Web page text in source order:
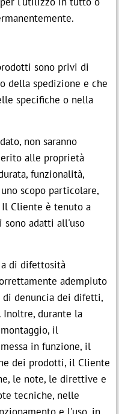
sono privi di
della spedizione e che
specifiche o nella
non saranno
alle proprietà
funzionalità,
scopo particolare,
Il Cliente è tenuto a
sono adatti all'uso
di difettosità
adempiuto
denuncia dei difetti,
Inoltre, durante la
il
in funzione, il
dei prodotti, il Cliente
le note, le direttive e
tecniche, nelle